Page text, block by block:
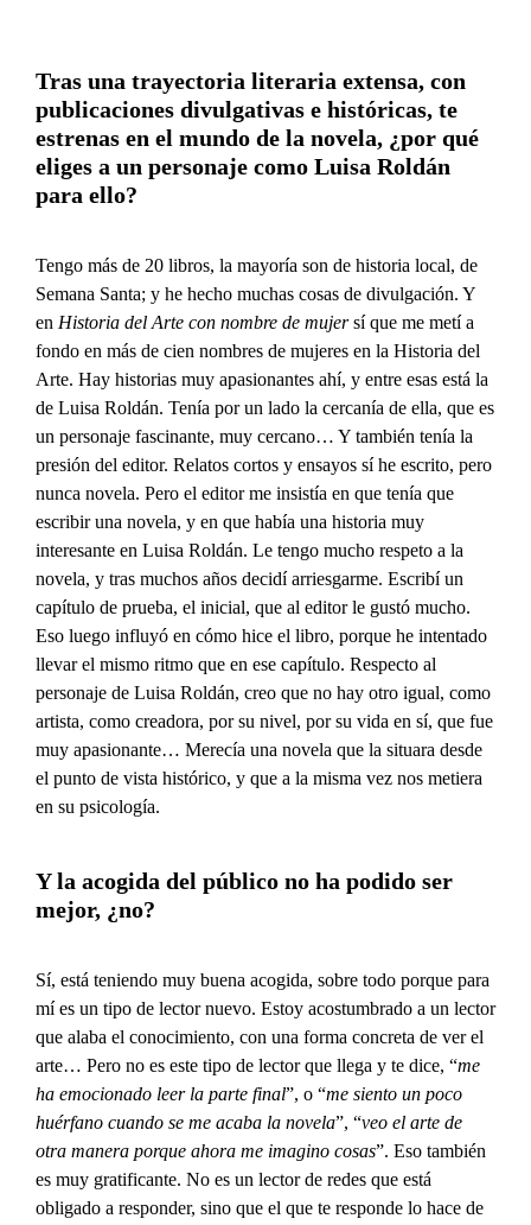
Tras una trayectoria literaria extensa, con
publicaciones divulgativas e históricas, te
estrenas en el mundo de la novela, ¿por qué
eliges a un personaje como Luisa Roldán
para ello?
Tengo más de 20 libros, la mayoría son de historia local, de
Semana Santa; y he hecho muchas cosas de divulgación. Y
en Historia del Arte con nombre de mujersí que me metí a
fondo en más de cien nombres de mujeres en la Historia del
Arte. Hay historias muy apasionantes ahí, y entre esas está la
de Luisa Roldán. Tenía por un lado la cercanía de ella, que es
un personaje fascinante, muy cercano… Y también tenía la
presión del editor. Relatos cortos y ensayos sí he escrito, pero
nunca novela. Pero el editor me insistía en que tenía que
escribir una novela, y en que había una historia muy
interesante en Luisa Roldán. Le tengo mucho respeto a la
novela, y tras muchos años decidí arriesgarme. Escribí un
capítulo de prueba, el inicial, que al editor le gustó mucho.
Eso luego influyó en cómo hice el libro, porque he intentado
llevar el mismo ritmo que en ese capítulo. Respecto al
personaje de Luisa Roldán, creo que no hay otro igual, como
artista, como creadora, por su nivel, por su vida en sí, que fue
muy apasionante… Merecía una novela que la situara desde
el punto de vista histórico, y que a la misma vez nos metiera
en su psicología.
Y la acogida del público no ha podido ser
mejor, ¿no?
Sí, está teniendo muy buena acogida, sobre todo porque para
mí es un tipo de lector nuevo. Estoy acostumbrado a un lector
que alaba el conocimiento, con una forma concreta de ver el
arte… Pero no es este tipo de lector que llega y te dice, “me
ha emocionado leer la parte final”, o “me siento un poco
huérfano cuando se me acaba la novela”, “veo el arte de
otra manera porque ahora me imagino cosas”. Eso también
es muy gratificante. No es un lector de redes que está
obligado a responder, sino que el que te responde lo hace de